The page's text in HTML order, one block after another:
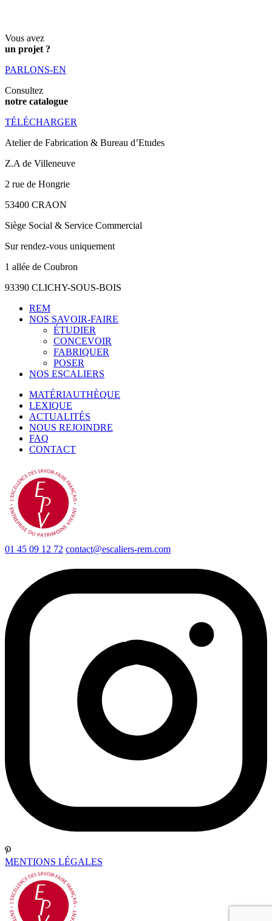
Vous avez
un projet ?
PARLONS-EN
Consultez
notre catalogue
TÉLÉCHARGER
Atelier de Fabrication & Bureau d’Etudes
Z.A de Villeneuve
2 rue de Hongrie
53400 CRAON
Siège Social & Service Commercial
Sur rendez-vous uniquement
1 allée de Coubron
93390 CLICHY-SOUS-BOIS
REM
NOS SAVOIR-FAIRE
ÉTUDIER
CONCEVOIR
FABRIQUER
POSER
NOS ESCALIERS
MATÉRIAUTHÈQUE
LEXIQUE
ACTUALITÉS
NOUS REJOINDRE
FAQ
CONTACT
01 45 09 12 72 contact@escaliers-rem.com
MENTIONS LÉGALES